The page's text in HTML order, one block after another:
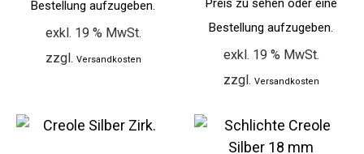
Bestellung aufzugeben.
exkl. 19 % MwSt.
zzgl. Versandkosten
Preis zu sehen oder eine
Bestellung aufzugeben.
exkl. 19 % MwSt.
zzgl. Versandkosten